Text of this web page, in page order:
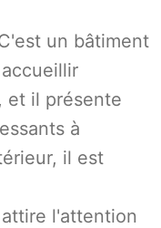
un bâtiment
et il présente
à
il est
l'attention